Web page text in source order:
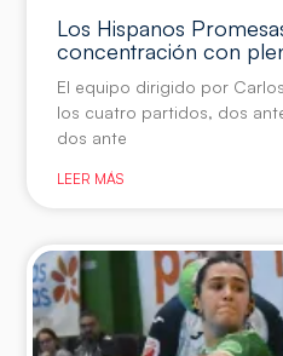
Los Hispanos
concentración con
El equipo dirigido por
los cuatro partidos, dos
dos ante
LEER MÁS